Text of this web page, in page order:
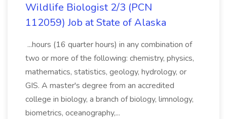
Wildlife Biologist 2/3 (PCN
112059) Job at State of Alaska
...hours (16 quarter hours) in any combination of
two or more of the following: chemistry, physics,
mathematics, statistics, geology, hydrology, or
GIS. A master's degree from an accredited
college in biology, a branch of biology, limnology,
biometrics, oceanography,...